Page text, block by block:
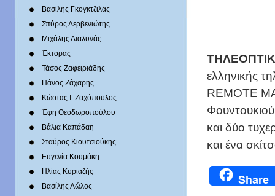
Βασίλης Γκογκτζιλάς
Σπύρος Δερβενιώτης
Mιχάλης Διαλυνάς
Έκτορας
Τάσος Ζαφειριάδης
Πάνος Ζάχαρης
Κώστας Ι. Ζαχόπουλoς
Έφη Θεοδωροπούλου
Βάλια Καπάδαη
Σταύρος Κιουτσιούκης
Ευγενία Κουμάκη
Ηλίας Κυριαζής
Βασίλης Λώλος
ελληνικής
REMOTE
και δύο
και ένα
Share